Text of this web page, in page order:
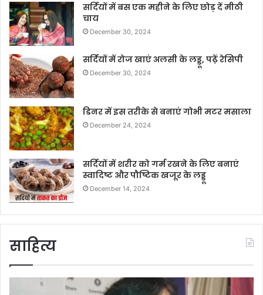
सर्दियों में बस एक महीने के लिए छोड़ दें मीठी
चाय
December 30, 2024
सर्दियों में रोज खाएं अलसी के लड्डू, पढ़ें रेसिपी
December 30, 2024
डिनर में इस तरीके से बनाएं गोभी मटर मसाला
December 24, 2024
सर्दियों में शरीर को गर्म रखने के लिए बनाएं
स्वादिष्ट और पौष्टिक खजूर के लड्डू
December 14, 2024
साहित्य